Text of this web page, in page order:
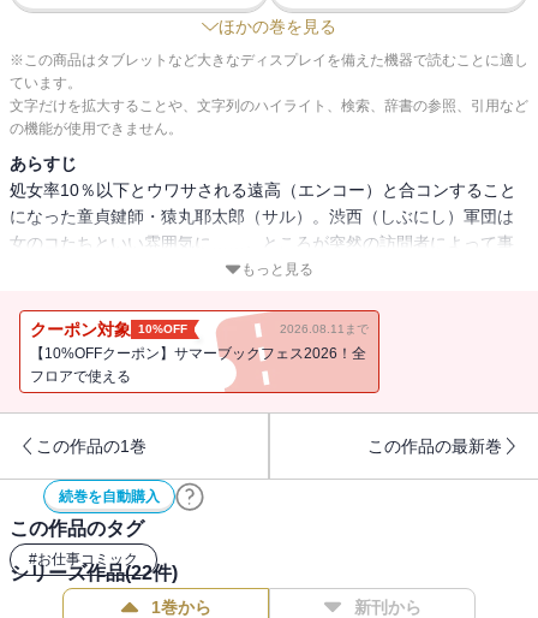
ほかの巻を見る
※この商品はタブレットなど大きなディスプレイを備えた機器で読むことに適し
ています。
文字だけを拡大することや、文字列のハイライト、検索、辞書の参照、引用など
の機能が使用できません。
あらすじ
処女率10％以下とウワサされる遠高（エンコー）と合コンすること
になった童貞鍵師・猿丸耶太郎（サル）。渋西（しぶにし）軍団は
女のコたちといい雰囲気に……。ところが突然の訪問者によって事
態は思わぬ展開へ!? そして、ヘヴンズクロウのサイトウが扱った中
まったサルは、犯人を追うが……？ “マスタング盗難事件編”白熱！
もっと見る
クーポン対象 10%OFF 2026.08.11まで
【10%OFFクーポン】サマーブックフェス2026！全
フロアで使える
この作品の1巻 この作品の最新巻
続巻を自動購入
この作品のタグ
#お仕事コミック
シリーズ作品(22件)
1巻から 新刊から